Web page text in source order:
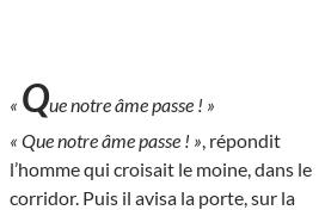
« Que notre âme passe ! »
« Que notre âme passe ! » , répondit
l’homme qui croisait le moine, dans le
corridor. Puis il avisa la porte, sur la